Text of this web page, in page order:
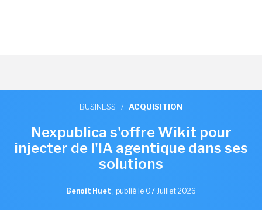
BUSINESS / ACQUISITION
Nexpublica s'offre Wikit pour
injecter de l'IA agentique dans ses
solutions
Benoît Huet , publié le 07 Juillet 2026